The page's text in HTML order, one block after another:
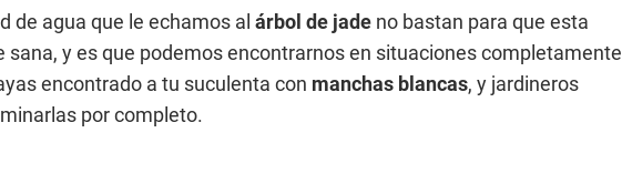
de agua que le echamos al árbol de jade no bastan para que esta
y es que podemos encontrarnos en situaciones completamente
encontrado a tu suculenta con manchas blancas, y jardineros
por completo.